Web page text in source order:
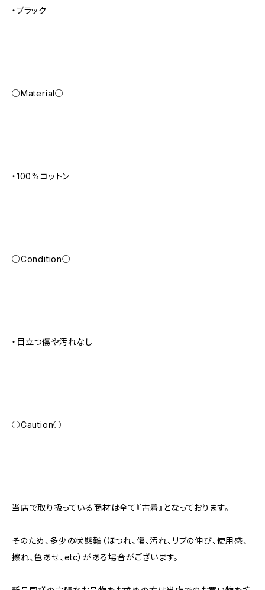
・ブラック
○Material○
・100%コットン
○Condition○
・目立つ傷や汚れなし
○Caution○
当店で取り扱っている商材は全て『古着』となっております。
そのため、多少の状態難（ほつれ、傷、汚れ、リブの伸び、使用感、
擦れ、色あせ、etc）がある場合がございます。